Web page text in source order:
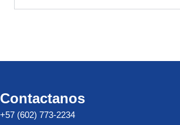
Contactanos
+57 (602) 773-2234